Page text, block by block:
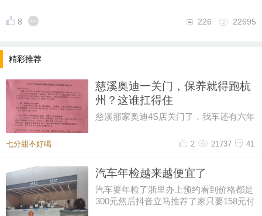
8 22695
226
精彩推荐
慈溪奥迪一关门，保养就得跑杭
州？这谁扛得住
慈溪那家奥迪4S店关门了，我车还有六年
说保养正常做，但得去杭州。我
七分甜不好喝 41
21737
2
汽车年检越来越便宜了
汽车要年检了浙里办上预约看到价格都是
300元然后抖音立马推荐了家只要158元付